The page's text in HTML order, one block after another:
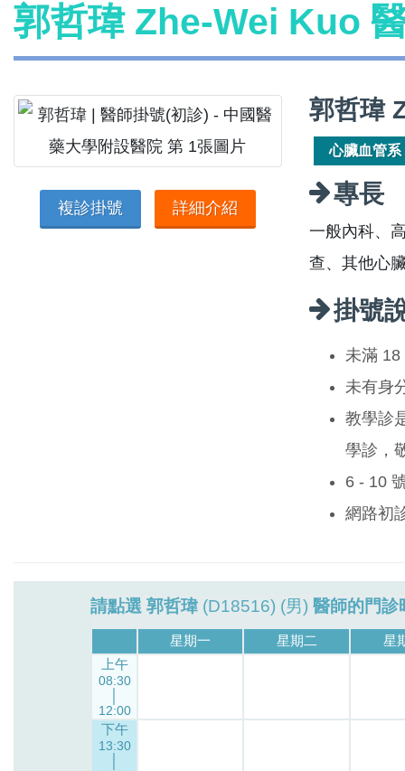
郭哲瑋 Zhe-Wei Kuo
複診掛號 詳細介紹
郭哲瑋
心臟血管系
專長
一般內科、
查、其他心
掛號
未滿 18
未有身
教學診
學診，
6 - 10
網路初